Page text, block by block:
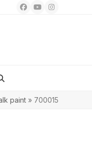
Facebook
YouTubeInstagram
paint» 700015